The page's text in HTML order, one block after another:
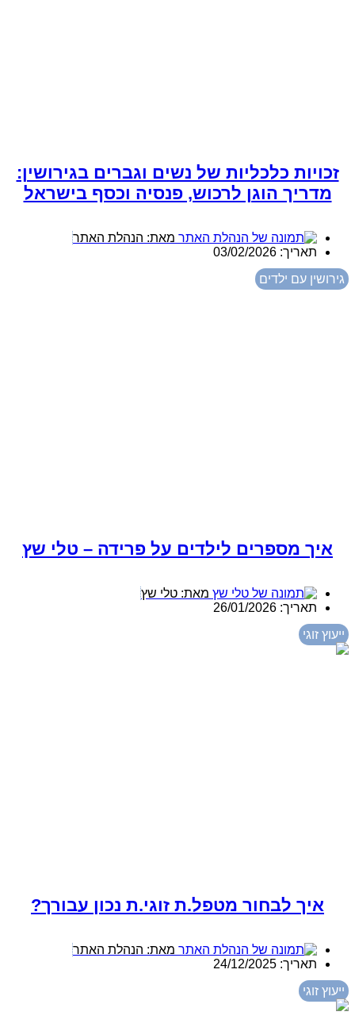
זכויות כלכליות של נשים וגברים בגירושין:
מדריך הוגן לרכוש, פנסיה וכסף בישראל
מאת: הנהלת האתר
תאריך: 03/02/2026
גירושין עם ילדים
איך מספרים לילדים על פרידה – טלי שץ
מאת: טלי שץ
תאריך: 26/01/2026
ייעוץ זוגי
איך לבחור מטפל.ת זוגי.ת נכון עבורך?
מאת: הנהלת האתר
תאריך: 24/12/2025
ייעוץ זוגי